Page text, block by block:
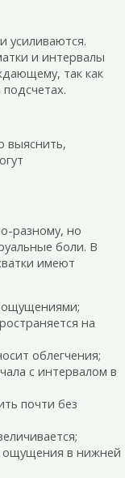
усиливаются.
и интервалы
так как
выяснить,
разному, но
боли. В
имеют
ощущениями;
на
облегчения;
с интервалом в
почти без
ощущения в нижней